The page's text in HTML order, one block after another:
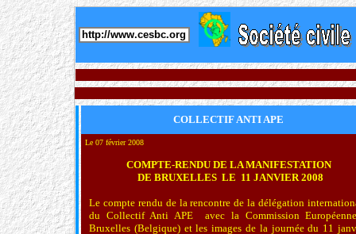
http://www.cesbc.org
COLLECTIF ANTI APE
Le 07 février 2008
COMPTE-RENDU DE LA MANIFESTATION
DE BRUXELLES LE 11 JANVIER 2008
Le compte rendu de la rencontre de la délégation
du Collectif Anti APE avec la Commission
Bruxelles (Belgique) et les images de la journée du 11